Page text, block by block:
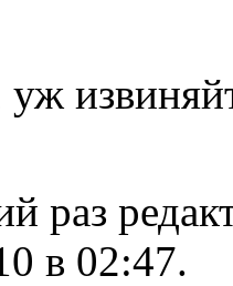
уж
раз
в 02:47.